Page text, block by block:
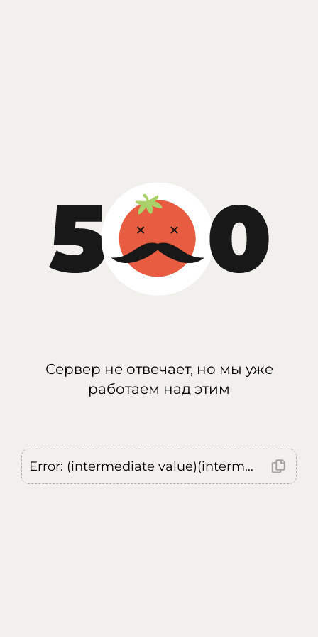
Сервер не отвечает, но мы уже
работаем над этим
Error: (intermediate value)(intermediate value)(intermediate value).replaceAll is not a function